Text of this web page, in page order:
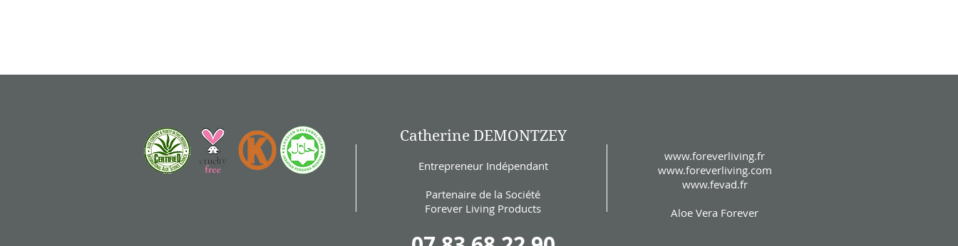
Catherine DEMONTZEY
Entrepreneur Indépendant
Partenaire de la Société
Forever Living Products
www.foreverliving.fr
www.foreverliving.com
www.fevad.fr
Aloe Vera Forever